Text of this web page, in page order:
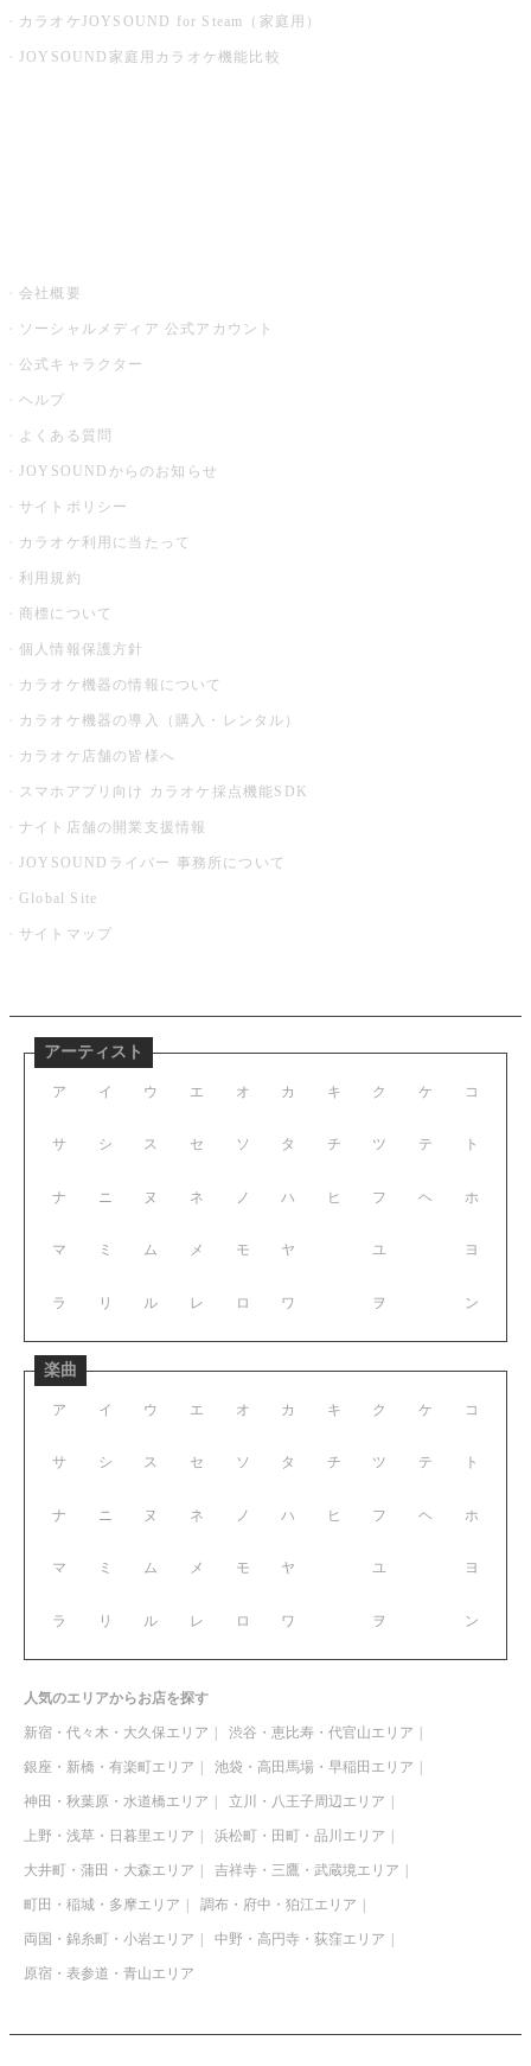
カラオケJOYSOUND for Steam（家庭用）
JOYSOUND家庭用カラオケ機能比較
会社概要
ソーシャルメディア 公式アカウント
公式キャラクター
ヘルプ
よくある質問
JOYSOUNDからのお知らせ
サイトポリシー
カラオケ利用に当たって
利用規約
商標について
個人情報保護方針
カラオケ機器の情報について
カラオケ機器の導入（購入・レンタル）
カラオケ店舗の皆様へ
スマホアプリ向け カラオケ採点機能SDK
ナイト店舗の開業支援情報
JOYSOUNDライバー 事務所について
Global Site
サイトマップ
アーティスト
ア イ ウ エ オ
サ シ ス セ ソ
ナ ニ ヌ ネ ノ
マ ミ ム メ モ
ラ リ ル レ ロ
カ キ ク ケ コ
タ チ ツ テ ト
ハ ヒ フ ヘ ホ
ヤ ユ ヨ
ワ ヲ ン
楽曲
ア イ ウ エ オ
サ シ ス セ ソ
ナ ニ ヌ ネ ノ
マ ミ ム メ モ
ラ リ ル レ ロ
カ キ ク ケ コ
タ チ ツ テ ト
ハ ヒ フ ヘ ホ
ヤ ユ ヨ
ワ ヲ ン
人気のエリアからお店を探す
新宿・代々木・大久保エリア 渋谷・恵比寿・代官山エリア
銀座・新橋・有楽町エリア 池袋・高田馬場・早稲田エリア
神田・秋葉原・水道橋エリア 立川・八王子周辺エリア
上野・浅草・日暮里エリア 浜松町・田町・品川エリア
大井町・蒲田・大森エリア 吉祥寺・三鷹・武蔵境エリア
町田・稲城・多摩エリア 調布・府中・狛江エリア
両国・錦糸町・小岩エリア 中野・高円寺・荻窪エリア
原宿・表参道・青山エリア